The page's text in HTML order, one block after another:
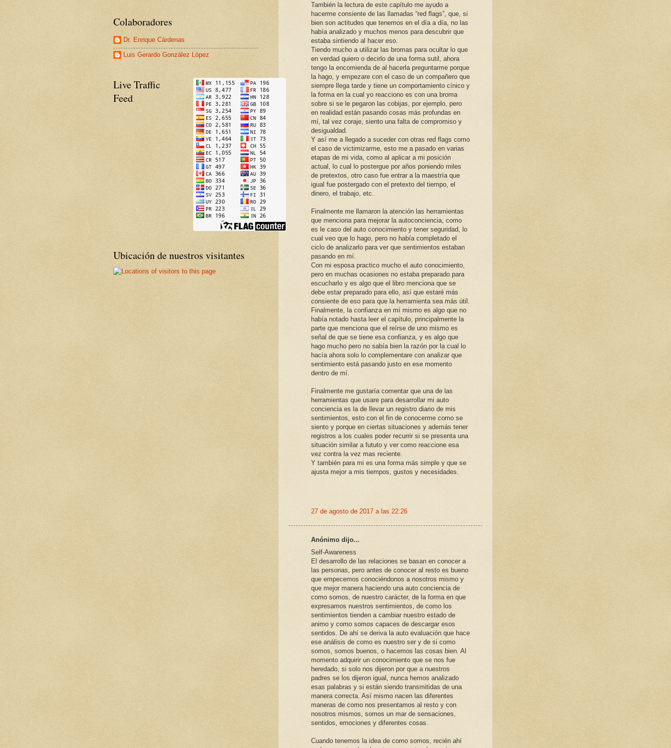
También la lectura de este capítulo me ayudo a
hacerme consiente de las llamadas “red flags”, que, si
bien son actitudes que tenemos en el día a día, no las
había analizado y muchos menos para descubrir que
estaba sintiendo al hacer eso.
Tiendo mucho a utilizar las bromas para ocultar lo que
en verdad quiero o decirlo de una forma sutil, ahora
tengo la encomienda de al hacerla preguntarme porque
la hago, y empezare con el caso de un compañero que
siempre llega tarde y tiene un comportamiento cínico y
la forma en la cual yo reacciono es con una broma
sobre si se le pegaron las cobijas, por ejemplo, pero
en realidad están pasando cosas más profundas en
mí, tal vez coraje, siento una falta de compromiso y
desigualdad.
Y así me a llegado a suceder con otras red flags como
el caso de victimizarme, esto me a pasado en varias
etapas de mi vida, como al aplicar a mi posición
actual, lo cual lo postergue por años poniendo miles
de pretextos, otro caso fue entrar a la maestría que
igual fue postergado con el pretexto del tiempo, el
dinero, el trabajo, etc.
Finalmente me llamaron la atención las herramientas
que menciona para mejorar la autoconciencia, como
es le caso del auto conocimiento y tener seguridad, lo
cual veo que lo hago, pero no había completado el
ciclo de analizarlo para ver que sentimientos estaban
pasando en mí.
Con mi esposa practico mucho el auto conocimiento,
pero en muchas ocasiones no estaba preparado para
escucharlo y es algo que el libro menciona que se
debe estar preparado para ello, así que estaré más
consiente de eso para que la herramienta sea más útil.
Finalmente, la confianza en mí mismo es algo que no
había notado hasta leer el capítulo, principalmente la
parte que menciona que el reírse de uno mismo es
señal de que se tiene esa confianza, y es algo que
hago mucho pero no sabía bien la razón por la cual lo
hacía ahora solo lo complementare con analizar que
sentimiento está pasando justo en ese momento
dentro de mí.
Finalmente me gustaría comentar que una de las
herramientas que usare para desarrollar mi auto
conciencia es la de llevar un registro diario de mis
sentimientos, esto con el fin de conocerme como se
siento y porque en ciertas situaciones y además tener
registros a los cuales poder recurrir si se presenta una
situación similar a fututo y ver como reaccione esa
vez contra la vez mas reciente.
Y también para mi es una forma más simple y que se
ajusta mejor a mis tiempos, gustos y necesidades.
27 de agosto de 2017 a las 22:26
Anónimo dijo...
Self-Awareness
El desarrollo de las relaciones se basan en conocer a
las personas, pero antes de conocer al resto es bueno
que empecemos conociéndonos a nosotros mismo y
que mejor manera haciendo una auto conciencia de
como somos, de nuestro carácter, de la forma en que
expresamos nuestros sentimientos, de como los
sentimientos tienden a cambiar nuestro estado de
animo y como somos capaces de descargar esos
sentidos. De ahí se deriva la auto evaluación que hace
ese análisis de como es nuestro ser y de si como
somos, somos buenos, o hacemos las cosas bien. Al
momento adquirir un conocimiento que se nos fue
heredado, si solo nos dijeron por que a nuestros
padres se los dijeron igual, nunca hemos analizado
esas palabras y si están siendo transmitidas de una
manera correcta. Así mismo nacen las diferentes
maneras de como nos presentamos al resto y con
nosotros mismos, somos un mar de sensaciones,
sentidos, emociones y diferentes cosas.
Cuando tenemos la idea de como somos, recién ahí
Colaboradores
Dr. Enrique Cárdenas
Luis Gerardo González López
Live Traffic
Feed
Ubicación de nuestros visitantes